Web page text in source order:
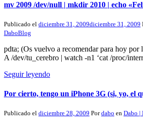
mv 2009 /dev/null | mkdir 2010 | echo
Publicado el diciembre 31, 2009diciembre 31, 2009
DaboBlog
pdta; (Os vuelvo a recomendar para hoy
A /dev/tu_cerebro | watch -n1 ‘cat /proc/
Seguir leyendo
Por cierto, tengo un iPhone 3G (si, yo, el
Publicado el diciembre 28, 2009 Pordabo en Dabo |